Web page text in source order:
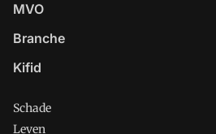
MVO
Branche
Kifid
Schade
Leven